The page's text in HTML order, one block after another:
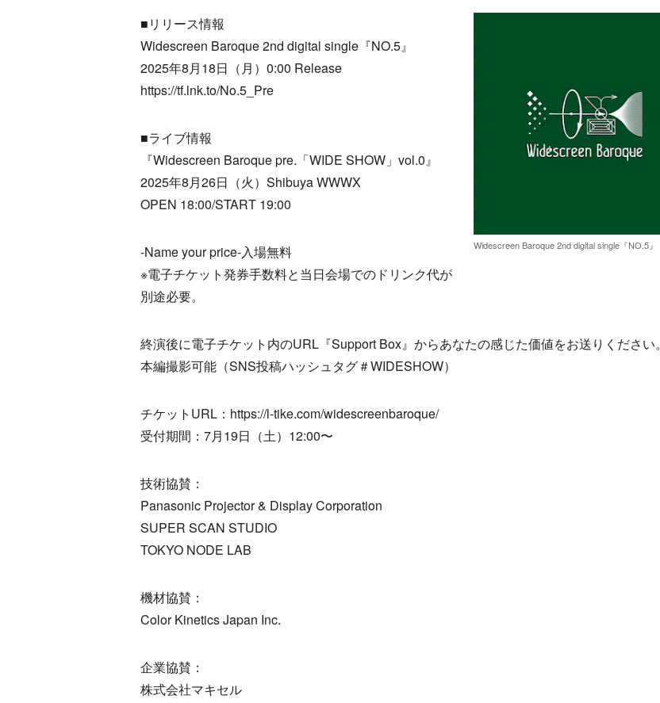
Widescreen Baroque 2nd digital single『NO.5』
■リリース情報
Widescreen Baroque 2nd digital single『NO.5』
2025年8月18日（月）0:00 Release
https://tf.lnk.to/No.5_Pre
■ライブ情報
『Widescreen Baroque pre.「WIDE SHOW」vol.0』
2025年8月26日（火）Shibuya WWWX
OPEN 18:00/START 19:00
-Name your price-入場無料
※電子チケット発券手数料と当日会場でのドリンク代が
別途必要。
終演後に電子チケット内のURL『Support Box』からあなたの感じた価値をお送りください。
本編撮影可能（SNS投稿ハッシュタグ＃WIDESHOW）
チケットURL：https://l-tike.com/widescreenbaroque/
受付期間：7月19日（土）12:00〜
技術協賛：
Panasonic Projector & Display Corporation
SUPER SCAN STUDIO
TOKYO NODE LAB
機材協賛：
Color Kinetics Japan Inc.
企業協賛：
株式会社マキセル